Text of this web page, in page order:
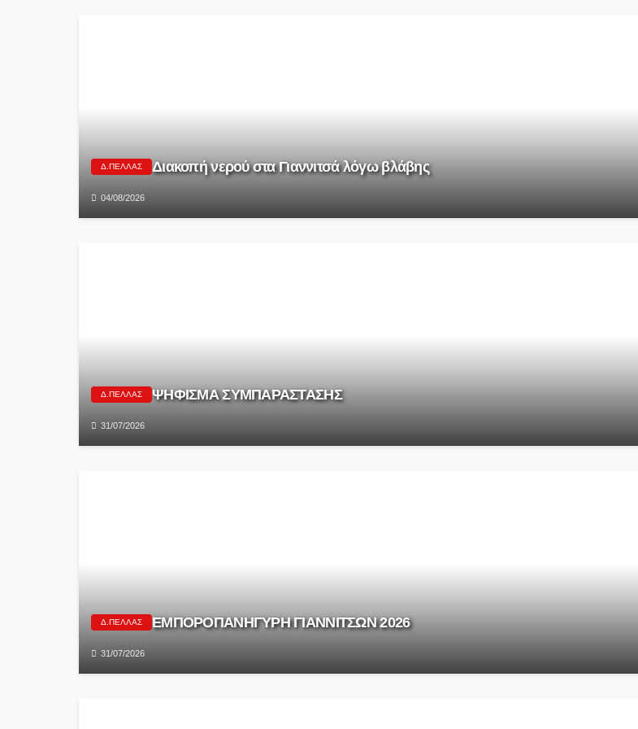
Δ.ΠΈΛΛΑΣ Διακοπή νερού στα Γιαννιτσά λόγω βλάβης
04/08/2026
Δ.ΠΈΛΛΑΣ ΨΗΦΙΣΜΑ ΣΥΜΠΑΡΑΣΤΑΣΗΣ
31/07/2026
Δ.ΠΈΛΛΑΣ ΕΜΠΟΡΟΠΑΝΗΓΥΡΗ ΓΙΑΝΝΙΤΣΩΝ 2026
31/07/2026